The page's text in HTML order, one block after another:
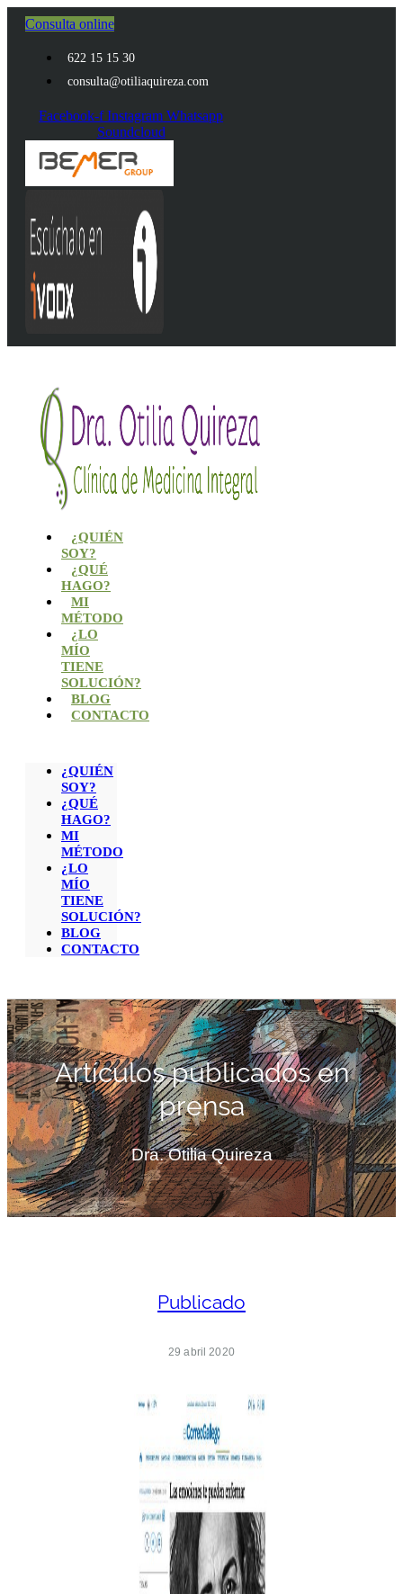
Consulta online
622 15 15 30
consulta@otiliaquireza.com
Facebook-f Instagram Whatsapp
Soundcloud
¿QUIÉN
SOY?
¿QUÉ
HAGO?
MI
MÉTODO
¿LO
MÍO
TIENE
SOLUCIÓN?
BLOG
CONTACTO
¿QUIÉN
SOY?
¿QUÉ
HAGO?
MI
MÉTODO
¿LO
MÍO
TIENE
SOLUCIÓN?
BLOG
CONTACTO
Artículos publicados en
prensa
Dra. Otilia Quireza
Publicado
29 abril 2020